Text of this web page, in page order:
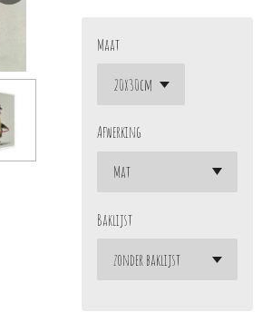
Maat
Afwerking
Baklijst